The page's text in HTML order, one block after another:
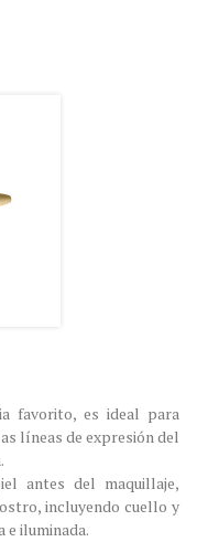
favorito, es ideal para
líneas de expresión del
antes del maquillaje,
incluyendo cuello y
e iluminada.